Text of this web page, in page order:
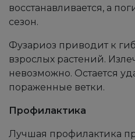
восстанавливается, а
сезон.
Фузариоз приводит к
взрослых растений.
невозможно. Остается
пораженные ветки.
Профилактика
Лучшая профилактика